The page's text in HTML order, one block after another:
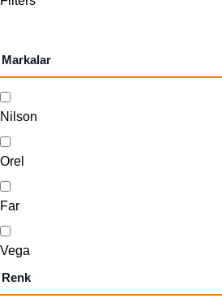
Markalar
Nilson
Orel
Far
Vega
Renk